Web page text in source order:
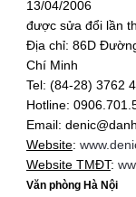
13/04/2006
được sửa đổi lần
Địa chỉ: 86D
Chí Minh
Tel: (84-28) 3762
Hotline:
Email:
Website:
Website TMĐT:
Văn phòng Hà Nội